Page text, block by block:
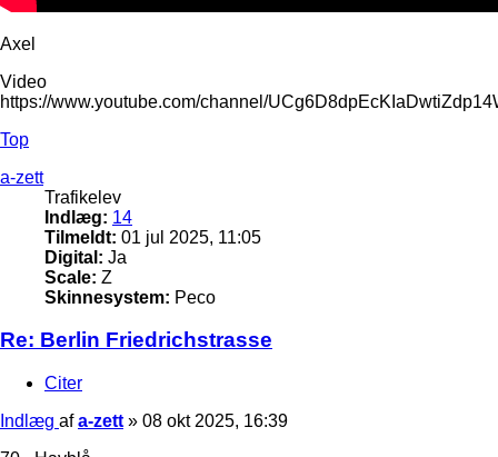
Axel
Video
https://www.youtube.com/channel/
Top
a-zett
Trafikelev
Indlæg: 14
Tilmeldt: 01 jul 2025, 11:05
Digital: Ja
Scale: Z
Skinnesystem: Peco
Re: Berlin Friedrichstrasse
Citer
Indlæg afa-zett » 08 okt 2025, 16:39